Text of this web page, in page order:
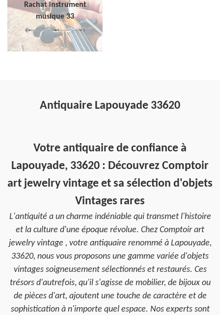
Rachat instrument
musique 33
Antiquaire Lapouyade 33620
Votre antiquaire de confiance à
Lapouyade, 33620 : Découvrez Comptoir
art jewelry vintage et sa sélection d'objets
Vintages rares
L'antiquité a un charme indéniable qui transmet l'histoire
et la culture d'une époque révolue. Chez Comptoir art
jewelry vintage , votre antiquaire renommé à Lapouyade,
33620, nous vous proposons une gamme variée d'objets
vintages soigneusement sélectionnés et restaurés. Ces
trésors d'autrefois, qu'il s'agisse de mobilier, de bijoux ou
de pièces d'art, ajoutent une touche de caractère et de
sophistication à n'importe quel espace. Nos experts sont